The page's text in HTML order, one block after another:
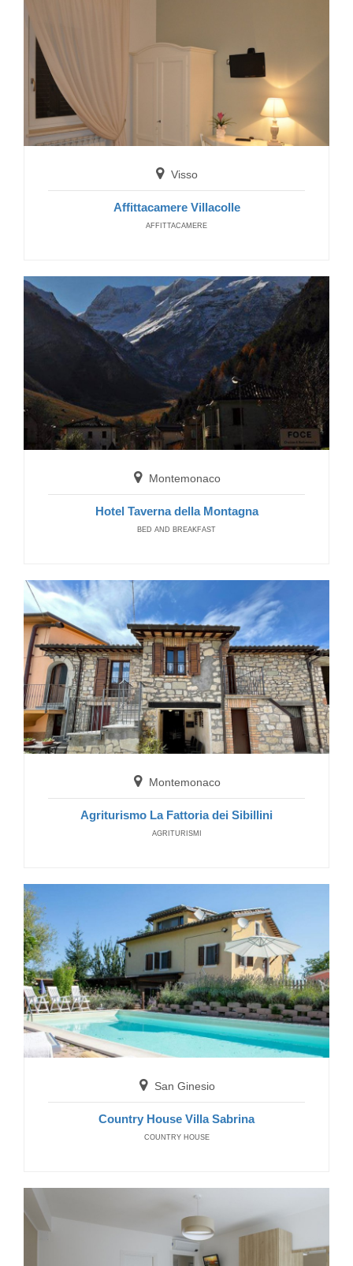
Belforte all'Isauro
BED AND BREAKFAST
Monte Cerignone
B&B Nonna Linda
BED AND BREAKFAST
HOTELS
Visso
Affittacamere Villacolle
AFFITTACAMERE
Montemonaco
Hotel Taverna della Montagna
BED AND BREAKFAST
Montemonaco
Agriturismo La Fattoria dei Sibillini
AGRITURISMI
San Ginesio
Country House Villa Sabrina
COUNTRY HOUSE